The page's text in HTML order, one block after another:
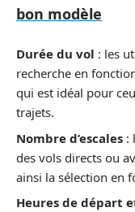
bon modèle
Durée du vol : les
recherche en
qui est idéal pour
trajets.
Nombre d’escales :
des vols directs ou
ainsi la sélection en
Heures de départ